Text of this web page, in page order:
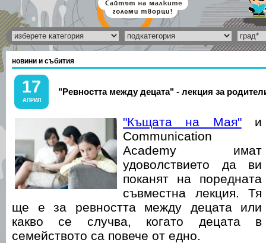
новини и събития
17
АПРИЛ
"Ревността между децата" - лекция за
"Къщата на Мая"и
Communication
Academy имат
удоволствието да ви
поканят на поредната
съвместна лекция. Тя
ще е за ревността между децата или
какво се случва, когато децата в
семейството са повече от едно.